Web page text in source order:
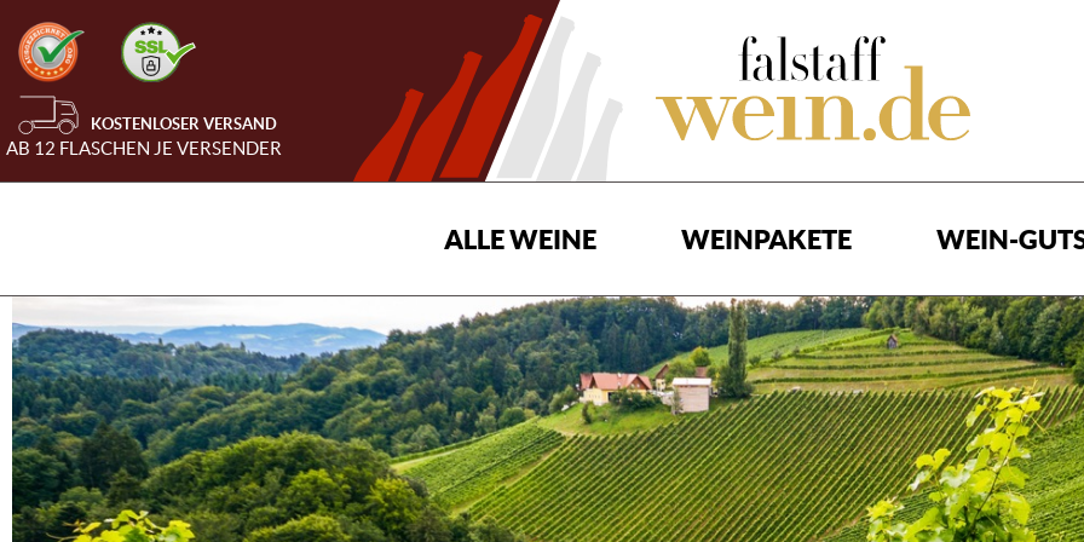
KOSTENLOSER VERSAND
AB 12 FLASCHEN JE VERSENDER
ALLE WEINE WEINPAKETE WEIN-